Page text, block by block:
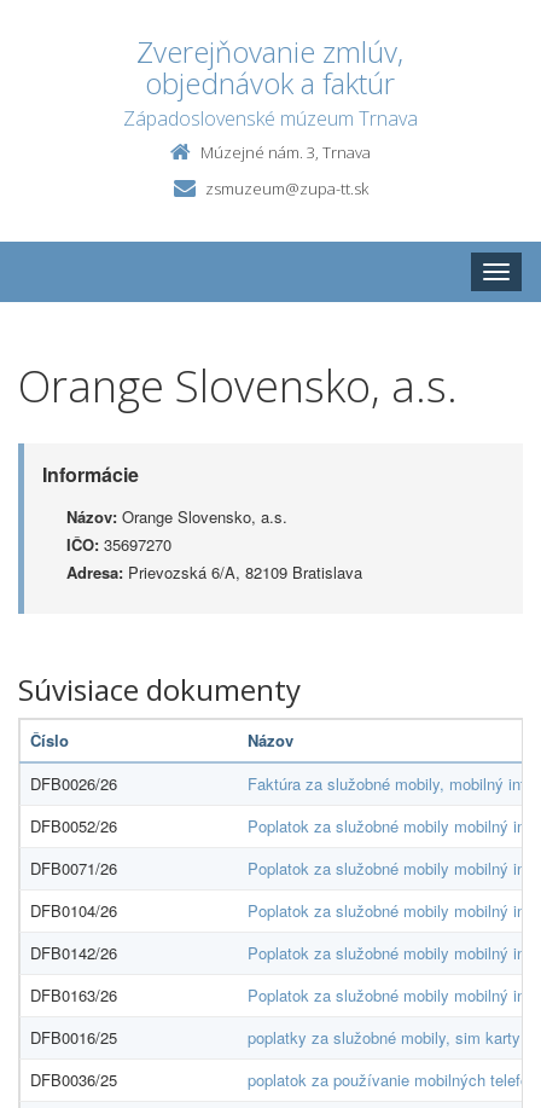
Zverejňovanie zmlúv,
objednávok a faktúr
Západoslovenské múzeum Trnava
Múzejné nám. 3, Trnava
zsmuzeum@zupa-tt.sk
Toggle
Orange Slovensko, a.s.
Informácie
Názov: Orange Slovensko, a.s.
IČO: 35697270
Adresa: Prievozská 6/A, 82109 Bratislava
Súvisiace dokumenty
Číslo
Názov
DFB0026/26
Faktúra za služobné mobily, mobilný
DFB0052/26
Poplatok za služobné mobily mobilný
DFB0071/26
Poplatok za služobné mobily mobilný
DFB0104/26
Poplatok za služobné mobily mobilný
DFB0142/26
Poplatok za služobné mobily mobilný
DFB0163/26
Poplatok za služobné mobily mobilný
DFB0016/25
poplatky za služobné mobily, sim karty
DFB0036/25
poplatok za používanie mobilných